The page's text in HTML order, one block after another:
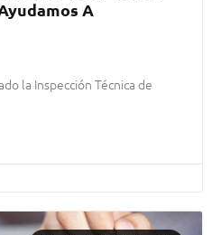
A
la Inspección Técnica de